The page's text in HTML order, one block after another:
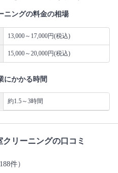
ニングの料金の相場
13,000～17,000円(税込)
15,000～20,000円(税込)
にかかる時間
約1.5～3時間
リーニングの口コミ
188件）